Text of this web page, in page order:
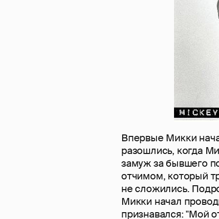
Впервые Микки
разошлись, когда
замуж за бывшего
отчимом, который
не сложились.
Микки начал
признавался: "Мой